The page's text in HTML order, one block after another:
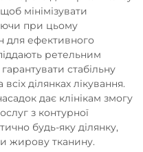
мінімізувати
при цьому
для ефективного
ретельним
стабільну
ділянках лікування.
дає клінікам змогу
з контурної
будь-яку ділянку,
жирову тканину.